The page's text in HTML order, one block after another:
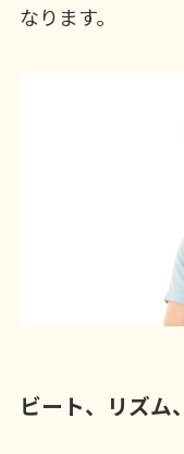
なります。
ビート、リズム